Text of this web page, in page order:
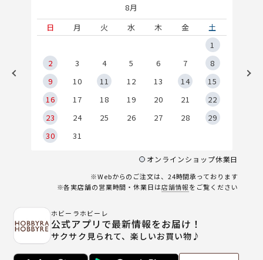
8月
日
月 火 水 木 金
土
1
2
3 4 5 6 7
8
9
10 11 12 13 14
15
16
17 18 19 20 21
22
23
24 25 26 27 28
29
30
31
オンラインショップ休業日
※Webからのご注文は、24時間承っております
※各実店舗の営業時間・休業日は店舗情報をご覧ください
ホビーラホビーレ
公式アプリで最新情報をお届け！
サクサク見られて、楽しいお買い物♪